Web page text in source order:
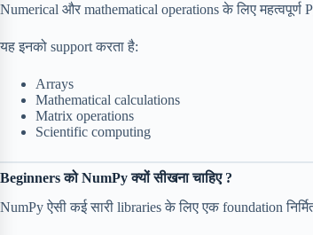
Numerical और mathematical operations के लिए महत्वपूर्ण
यह इनको support करता है:
Arrays
Mathematical calculations
Matrix operations
Scientific computing
Beginners को NumPy क्यों सीखना चाहिए ?
NumPy ऐसी कई सारी libraries के लिए एक foundation